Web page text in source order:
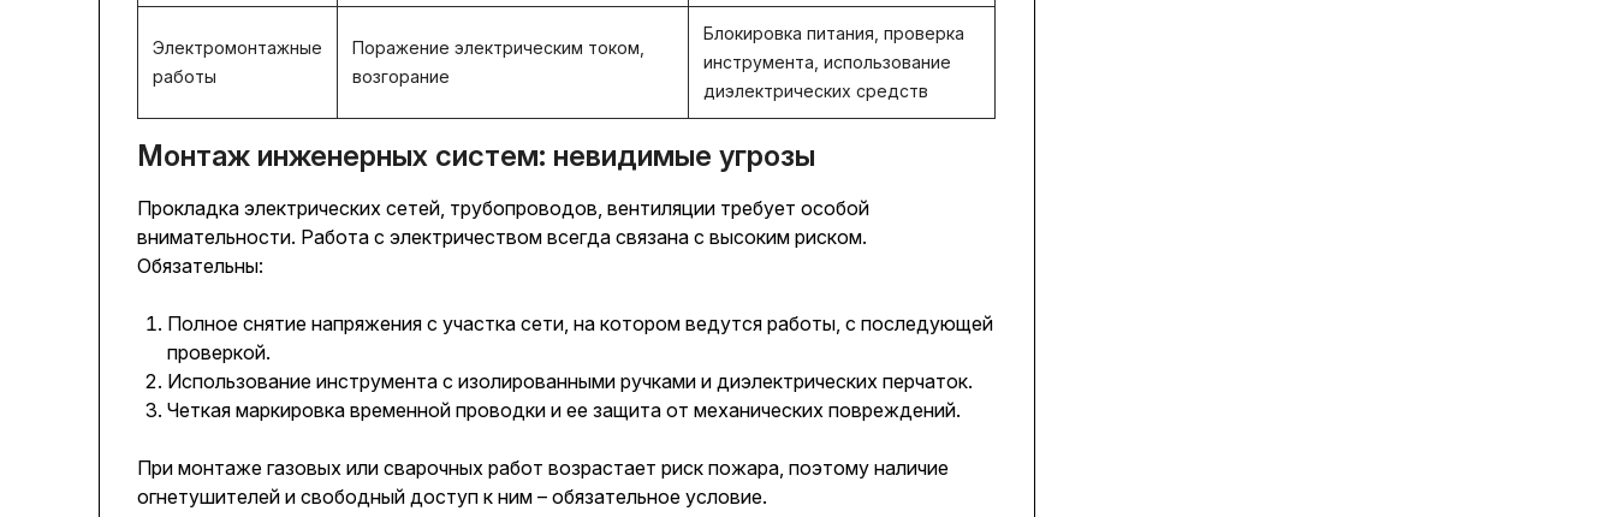
Электромонтажные
работы
Поражение электрическим током,
возгорание
Блокировка питания, проверка
инструмента, использование
диэлектрических средств
Монтаж инженерных систем: невидимые угрозы
Прокладка электрических сетей, трубопроводов, вентиляции требует особой
внимательности. Работа с электричеством всегда связана с высоким риском.
Обязательны:
Полное снятие напряжения с участка сети, на котором ведутся работы, с последующей
проверкой.
Использование инструмента с изолированными ручками и диэлектрических перчаток.
Четкая маркировка временной проводки и ее защита от механических повреждений.
При монтаже газовых или сварочных работ возрастает риск пожара, поэтому наличие
огнетушителей и свободный доступ к ним – обязательное условие.